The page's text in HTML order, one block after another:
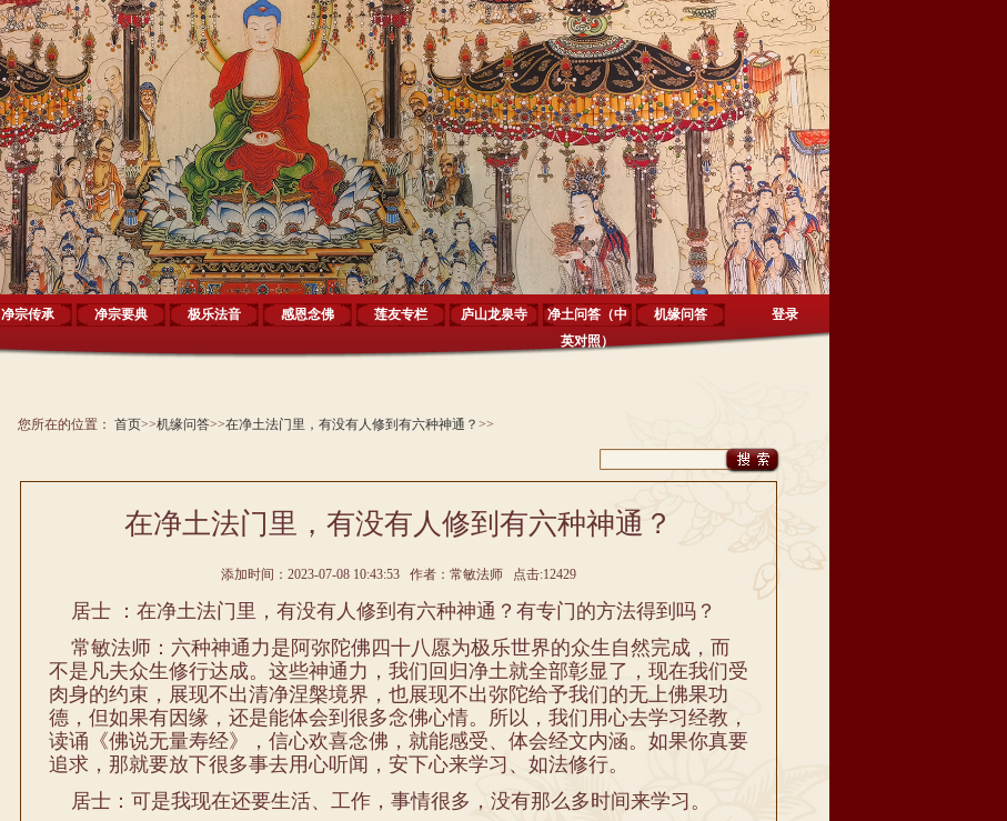
净宗传承 净宗要典 极乐法音 感恩念佛 莲友专栏 庐山龙泉寺
净土问答（中
英对照）
机缘问答 登录
您所在的位置： 首页>>机缘问答>>在净土法门里，有没有人修到有六种神通？ >>
在净土法门里，有没有人修到有六种神通？
添加时间：2023-07-08 10:43:53 作者：常敏法师 点击:12429
居士 ：在净土法门里，有没有人修到有六种神通？有专门的方法得到吗？
常敏法师：六种神通力是阿弥陀佛四十八愿为极乐世界的众生自然完成，而
不是凡夫众生修行达成。这些神通力，我们回归净土就全部彰显了，现在我们受
肉身的约束，展现不出清净涅槃境界，也展现不出弥陀给予我们的无上佛果功
德，但如果有因缘，还是能体会到很多念佛心情。所以，我们用心去学习经教，
读诵《佛说无量寿经》，信心欢喜念佛，就能感受、体会经文内涵。如果你真要
追求，那就要放下很多事去用心听闻，安下心来学习、如法修行。
居士：可是我现在还要生活、工作，事情很多，没有那么多时间来学习。